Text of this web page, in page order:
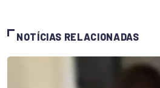
NOTÍCIAS RELACIONADAS